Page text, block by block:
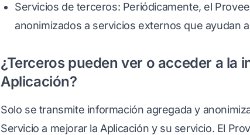
Servicios de terceros: Periódicamente, el
anonimizados a servicios externos que ayudan
¿Terceros pueden ver o acceder a la
Aplicación?
Solo se transmite información agregada y
Servicio a mejorar la Aplicación y su servicio. El